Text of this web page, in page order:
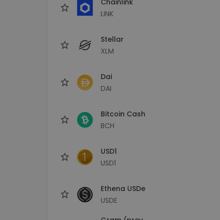
LINK
Stellar
XLM
Dai
DAI
Bitcoin Cash
BCH
USD1
USD1
Ethena USDe
USDE